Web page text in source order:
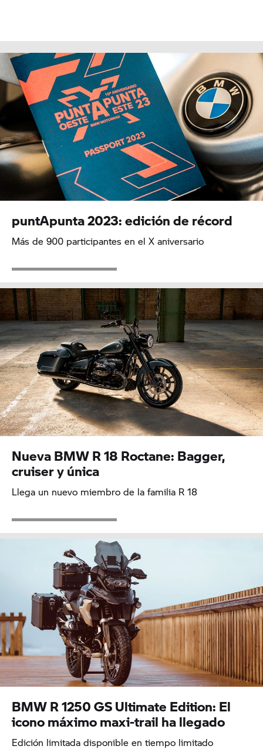
puntApunta 2023: edición de récord
Más de 900 participantes en el X aniversario
Nueva BMW R 18 Roctane: Bagger,
cruiser y única
Llega un nuevo miembro de la familia R 18
BMW R 1250 GS Ultimate Edition: El
icono máximo maxi-trail ha llegado
Edición limitada disponible en tiempo limitado